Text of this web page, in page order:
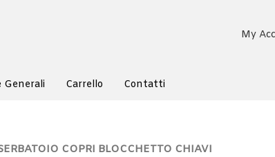
My
Generali Carrello Contatti
COPRI BLOCCHETTO CHIAVI